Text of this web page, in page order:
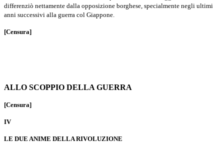
differenziò nettamente dalla opposizione borghese, specialmente negli ultimi
anni successivi alla guerra col Giappone.
[Censura]
ALLO SCOPPIO DELLA GUERRA
[Censura]
IV
LE DUE ANIME DELLA RIVOLUZIONE